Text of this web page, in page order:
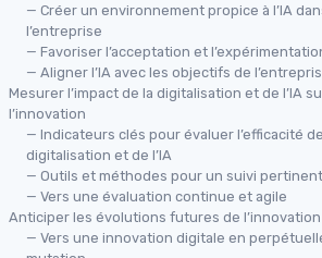
— Créer un environnement propice à l’IA
l’entreprise
— Favoriser l’acceptation et
— Aligner l’IA avec les objectifs de
Mesurer l’impact de la digitalisation et de l’IA
l’innovation
— Indicateurs clés pour évaluer l’efficacité
digitalisation et de l’IA
— Outils et méthodes pour un suivi pertinent
— Vers une évaluation continue et agile
Anticiper les évolutions futures de
— Vers une innovation digitale en